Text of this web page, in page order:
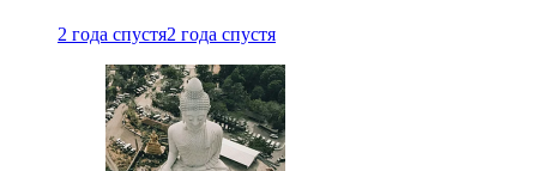
2 года спустя2 года спустя